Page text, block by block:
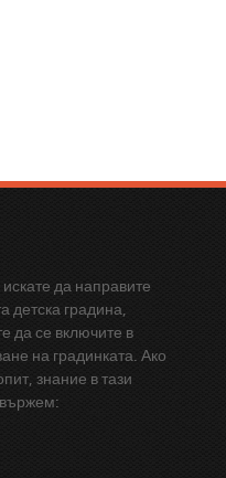
да направите
детска градина,
да се включите в
на градинката. Ако
знание в тази